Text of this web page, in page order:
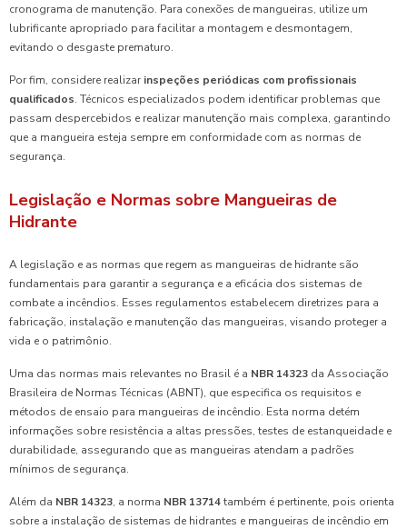
cronograma de manutenção. Para conexões de mangueiras, utilize um
lubrificante apropriado para facilitar a montagem e desmontagem,
evitando o desgaste prematuro.
Por fim, considere realizar inspeções periódicas com profissionais
qualificados. Técnicos especializados podem identificar problemas que
passam despercebidos e realizar manutenção mais complexa, garantindo
que a mangueira esteja sempre em conformidade com as normas de
segurança.
Legislação e Normas sobre Mangueiras de
Hidrante
A legislação e as normas que regem as mangueiras de hidrante são
fundamentais para garantir a segurança e a eficácia dos sistemas de
combate a incêndios. Esses regulamentos estabelecem diretrizes para a
fabricação, instalação e manutenção das mangueiras, visando proteger a
vida e o patrimônio.
Uma das normas mais relevantes no Brasil é a NBR 14323 da Associação
Brasileira de Normas Técnicas (ABNT), que especifica os requisitos e
métodos de ensaio para mangueiras de incêndio. Esta norma detém
informações sobre resistência a altas pressões, testes de estanqueidade e
durabilidade, assegurando que as mangueiras atendam a padrões
mínimos de segurança.
Além da NBR 14323, a norma NBR 13714também é pertinente, pois orienta
sobre a instalação de sistemas de hidrantes e mangueiras de incêndio em